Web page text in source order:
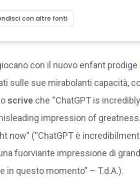
con altre fonti
con il nuovo enfant prodige
sulle sue mirabolanti capacità,
scriveche “ChatGPT is
impression of
now” (“ChatGPT è
fuorviante impressione di
in questo momento” – T.d.A.).